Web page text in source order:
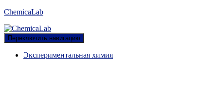
ChemicaLab
Переключить навигацию
Экспериментальная химия